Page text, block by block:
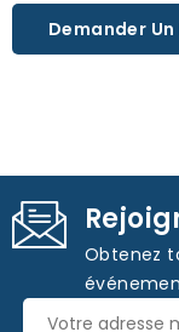
Demander Un
Obtenez